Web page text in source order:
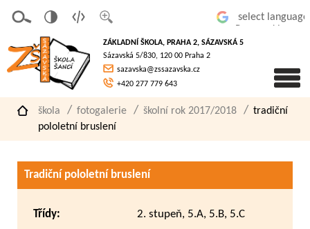
písmo
á
verze
pro
slaboz
raké
ZÁKLADNÍ ŠKOLA, PRAHA 2, SÁZAVSKÁ 5
Sázavská 5/830, 120 00 Praha 2
sazavska@zssazavska.cz
+420 277 779 643
škola fotogalerie školní rok 2017/2018
tradiční
pololetní bruslení
Tradiční pololetní bruslení
Třídy: 2. stupeň, 5.A, 5.B, 5.C